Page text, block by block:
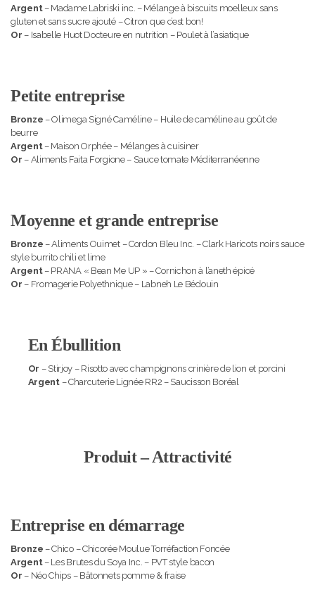
Argent– Madame Labriski inc. – Mélange à biscuits moelleux sans
gluten et sans sucre ajouté – Citron que c’est bon!
Or – Isabelle Huot Docteure en nutrition – Poulet à l’asiatique
Petite entreprise
Bronze – Olimega Signé Caméline – Huile de caméline au goût de
beurre
Argent– Maison Orphée – Mélanges à cuisiner
Or – Aliments Faita Forgione – Sauce tomate Méditerranéenne
Moyenne et grande entreprise
Bronze – Aliments Ouimet – Cordon Bleu Inc. – Clark Haricots noirs sauce
style burrito chili et lime
Argent– PRANA « Bean Me UP » – Cornichon à l’aneth épicé
Or – Fromagerie Polyethnique – Labneh Le Bédouin
En Ébullition
Or – Stirjoy – Risotto avec champignons crinière de lion et porcini
Argent– Charcuterie Lignée RR2 – Saucisson Boréal
Produit – Attractivité
Entreprise en démarrage
Bronze – Chico – Chicorée Moulue Torréfaction Foncée
Argent– Les Brutes du Soya Inc. – PVT style bacon
Or – Néo Chips – Bâtonnets pomme & fraise